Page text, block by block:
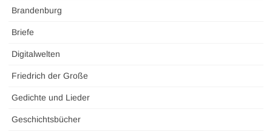
Brandenburg
Briefe
Digitalwelten
Friedrich der Große
Gedichte und Lieder
Geschichtsbücher